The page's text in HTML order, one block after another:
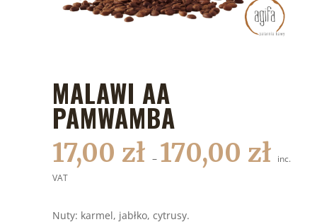
MALAWI AA
PAMWAMBA
17,00 zł – 170,00 zł
inc.
VAT
Nuty: karmel, jabłko, cytrusy.